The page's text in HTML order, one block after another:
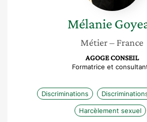
Mélanie
Métier– France
AGOGE CONSEIL
Formatrice et
Discriminations
Harcèlement sexuel